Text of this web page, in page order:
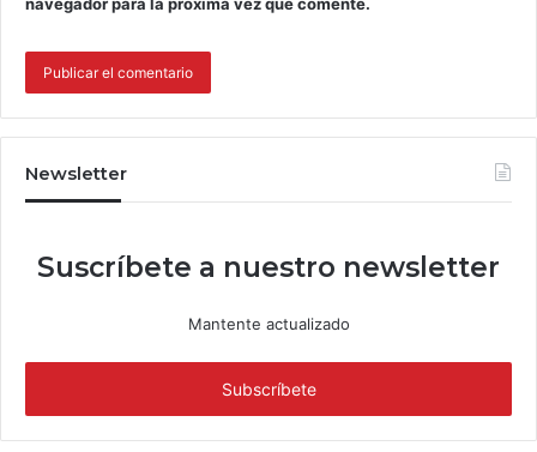
navegador para la próxima vez que comente.
Newsletter
Suscríbete a nuestro newsletter
Mantente actualizado